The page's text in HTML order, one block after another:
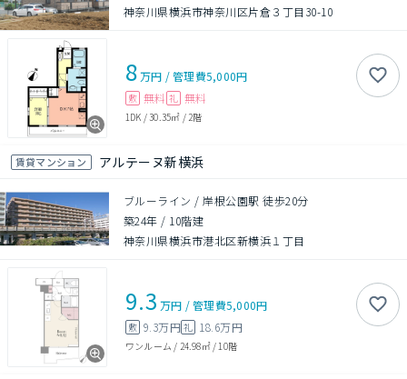
神奈川県横浜市神奈川区片倉３丁目30-10
8万円 /管理費5,000円
敷 無料 礼 無料
1DK /30.35㎡ / 2階
賃貸マンション アルテーヌ新横浜
ブルーライン / 岸根公園駅 徒歩20分
築24年 / 10階建
神奈川県横浜市港北区新横浜１丁目
9.3 万円 /管理費5,000円
敷 9.3万円礼 18.6万円
ワンルーム / 24.98㎡/ 10階